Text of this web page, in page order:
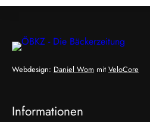
Webdesign: Daniel Wom mit VeloCore
Informationen